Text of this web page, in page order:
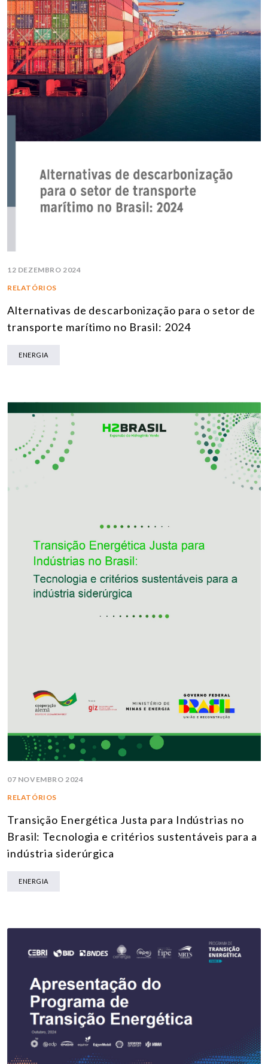
12 DEZEMBRO 2024
RELATÓRIOS
Alternativas de descarbonização para o setor de
transporte marítimo no Brasil: 2024
ENERGIA
07 NOVEMBRO 2024
RELATÓRIOS
Transição Energética Justa para Indústrias no
Brasil: Tecnologia e critérios sustentáveis para a
indústria siderúrgica
ENERGIA